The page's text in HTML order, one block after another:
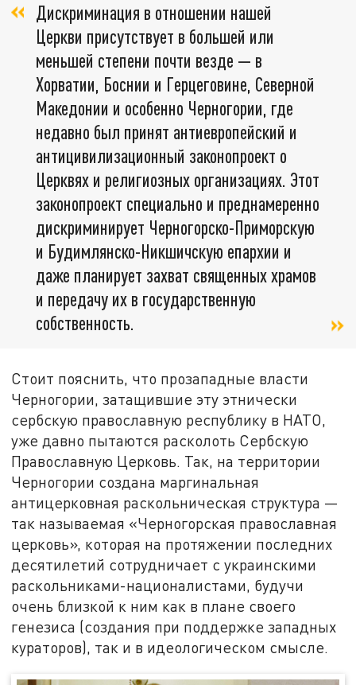
Дискриминация в отношении нашей
Церкви присутствует в большей или
меньшей степени почти везде — в
Хорватии, Боснии и Герцеговине, Северной
Македонии и особенно Черногории, где
недавно был принят антиевропейский и
антицивилизационный законопроект о
Церквях и религиозных организациях. Этот
законопроект специально и преднамеренно
дискриминирует Черногорско-Приморскую
и Будимлянско-Никшичскую епархии и
даже планирует захват священных храмов
и передачу их в государственную
собственность.
Стоит пояснить, что прозападные власти
Черногории, затащившие эту этнически
сербскую православную республику в НАТО,
уже давно пытаются расколоть Сербскую
Православную Церковь. Так, на территории
Черногории создана маргинальная
антицерковная раскольническая структура —
так называемая «Черногорская православная
церковь», которая на протяжении последних
десятилетий сотрудничает с украинскими
раскольниками-националистами, будучи
очень близкой к ним как в плане своего
генезиса (создания при поддержке западных
кураторов), так и в идеологическом смысле.